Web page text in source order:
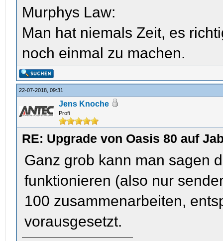
Murphys Law:
Man hat niemals Zeit, es
noch einmal zu machen.
22-07-2018, 09:31
Jens Knoche
Profi
RE: Upgrade von Oasis 80 auf
Ganz grob kann man sagen
funktionieren (also nur
100 zusammenarbeiten,
vorausgesetzt.